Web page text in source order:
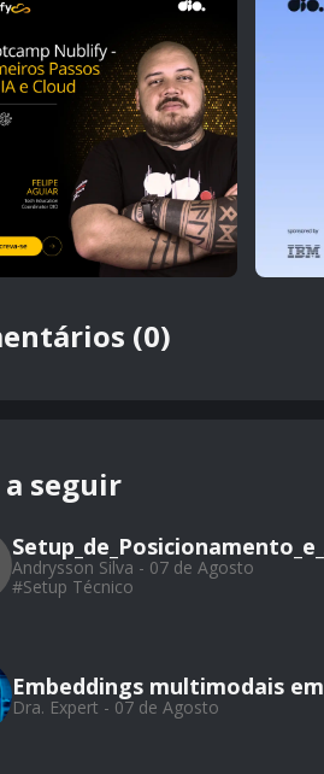
(0)
a seguir
Andrysson Silva - 07 de Agosto
#Setup Técnico
Embeddings multimodais
Dra. Expert - 07 de Agosto